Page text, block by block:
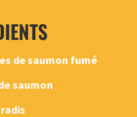
de saumon fumé
saumon